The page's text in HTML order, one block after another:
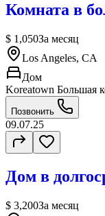
Комната в
$ 1,050За месяц
Los Angeles, CA
Дом
Koreatown Большая
Позвонить
09.07.25
Дом в
$ 3,200За месяц